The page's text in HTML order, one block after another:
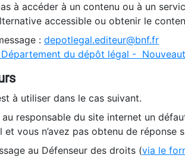
à accéder à un contenu ou à un
accessible ou obtenir le
: depotlegal.editeur@bnf.fr
du dépôt légal -
à utiliser dans le cas suivant.
responsable du site internet un
vous n’avez pas obtenu de réponse
au Défenseur des droits (via le